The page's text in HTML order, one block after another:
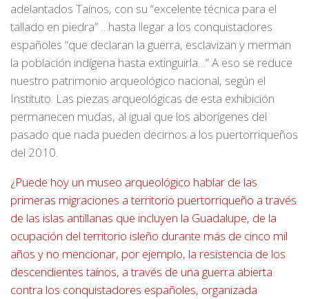
adelantados Taínos, con su “excelente técnica para el
tallado en piedra” …hasta llegar a los conquistadores
españoles “que declaran la guerra, esclavizan y merman
la población indígena hasta extinguirla…” A eso se reduce
nuestro patrimonio arqueológico nacional, según el
Instituto. Las piezas arqueológicas de esta exhibición
permanecen mudas, al igual que los aborígenes del
pasado que nada pueden decirnos a los puertorriqueños
del 2010.
¿Puede hoy un museo arqueológico hablar de las
primeras migraciones a territorio puertorriqueño a través
de las islas antillanas que incluyen la Guadalupe, de la
ocupación del territorio isleño durante más de cinco mil
años y no mencionar, por ejemplo, la resistencia de los
descendientes taínos, a través de una guerra abierta
contra los conquistadores españoles, organizada